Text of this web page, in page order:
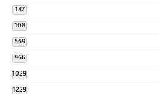
187
108
569
966
1029
1229